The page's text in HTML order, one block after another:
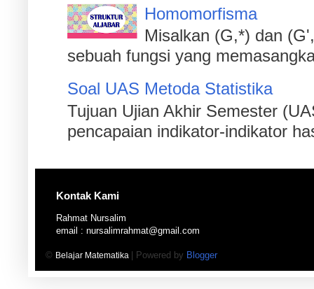
Homomorfisma
Misalkan (G,*) dan
sebuah fungsi yang
Soal UAS Metoda Statistika
Tujuan Ujian Akhir Semester
pencapaian indikator-indikator
Kontak Kami
Rahmat Nursalim
email : nursalimrahmat@gmail.com
© Belajar Matematika | Powered by Blogger